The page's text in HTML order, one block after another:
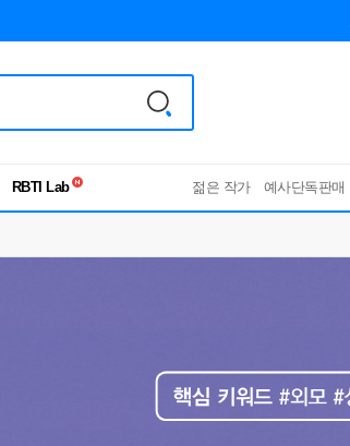
독서유형검사
젊은 작가 예사단독판매